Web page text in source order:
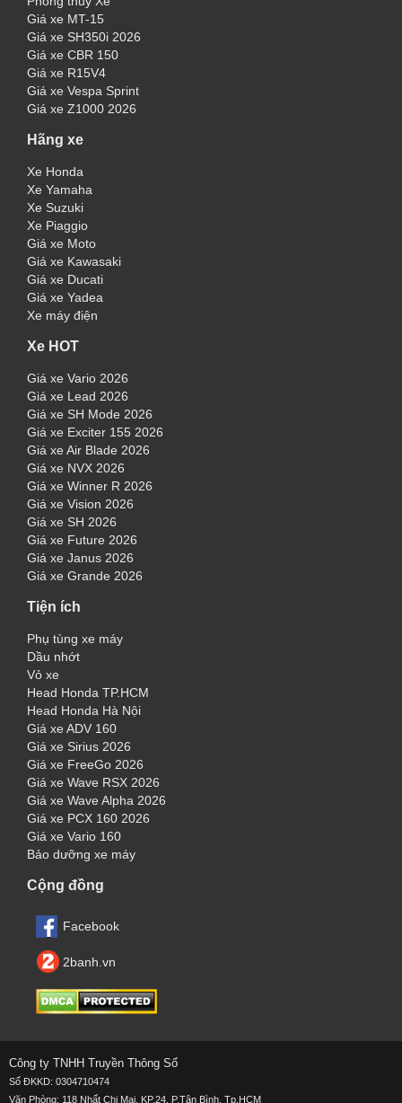
Giá xe MT-15
Giá xe SH350i 2026
Giá xe CBR 150
Giá xe R15V4
Giá xe Vespa Sprint
Giá xe Z1000 2026
Hãng xe
Xe Honda
Xe Yamaha
Xe Suzuki
Xe Piaggio
Giá xe Moto
Giá xe Kawasaki
Giá xe Ducati
Giá xe Yadea
Xe máy điện
Xe HOT
Giá xe Vario 2026
Giá xe Lead 2026
Giá xe SH Mode 2026
Giá xe Exciter 155 2026
Giá xe Air Blade 2026
Giá xe NVX 2026
Giá xe Winner R 2026
Giá xe Vision 2026
Giá xe SH 2026
Giá xe Future 2026
Giá xe Janus 2026
Giá xe Grande 2026
Tiện ích
Phụ tùng xe máy
Dầu nhớt
Vỏ xe
Head Honda TP.HCM
Head Honda Hà Nội
Giá xe ADV 160
Giá xe Sirius 2026
Giá xe FreeGo 2026
Giá xe Wave RSX 2026
Giá xe Wave Alpha 2026
Giá xe PCX 160 2026
Giá xe Vario 160
Bảo dưỡng xe máy
Cộng đồng
Facebook
2banh.vn
Công ty TNHH Truyền Thông Số
Số ĐKKD: 0304710474
Văn Phòng: 118 Nhất Chi Mai, KP.24, P.Tân Bình, Tp.HCM